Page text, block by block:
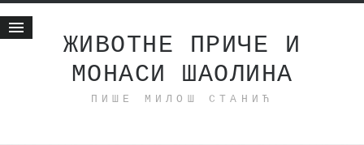
ЖИВОТНЕ ПРИЧЕ И
МОНАСИ ШАОЛИНА
ПИШЕ МИЛОШ СТАНИЋ
Животне приче